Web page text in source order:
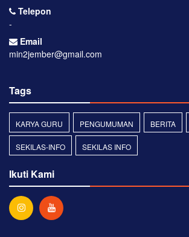
Telepon
-
Email
min2jember@gmail.com
Tags
KARYA GURU PENGUMUMAN BERITA
SEKILAS-INFO SEKILAS INFO
Ikuti Kami